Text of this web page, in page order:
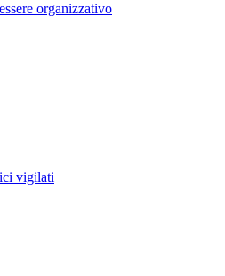
organizzativo
vigilati